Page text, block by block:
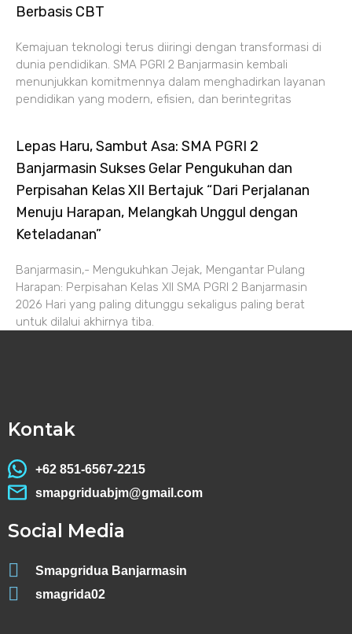
Berbasis CBT
Kemajuan teknologi terus diiringi dengan transformasi di
dunia pendidikan. SMA PGRI 2 Banjarmasin kembali
menunjukkan komitmennya dalam menghadirkan layanan
pendidikan yang modern, efisien, dan berintegritas
Lepas Haru, Sambut Asa: SMA PGRI 2
Banjarmasin Sukses Gelar Pengukuhan dan
Perpisahan Kelas XII Bertajuk “Dari Perjalanan
Menuju Harapan, Melangkah Unggul dengan
Keteladanan”
Banjarmasin,- Mengukuhkan Jejak, Mengantar Pulang
Harapan: Perpisahan Kelas XII SMA PGRI 2 Banjarmasin
2026 Hari yang paling ditunggu sekaligus paling berat
untuk dilalui akhirnya tiba.
Kontak
+62 851-6567-2215
smapgriduabjm@gmail.com
Social Media
Smapgridua Banjarmasin
smagrida02